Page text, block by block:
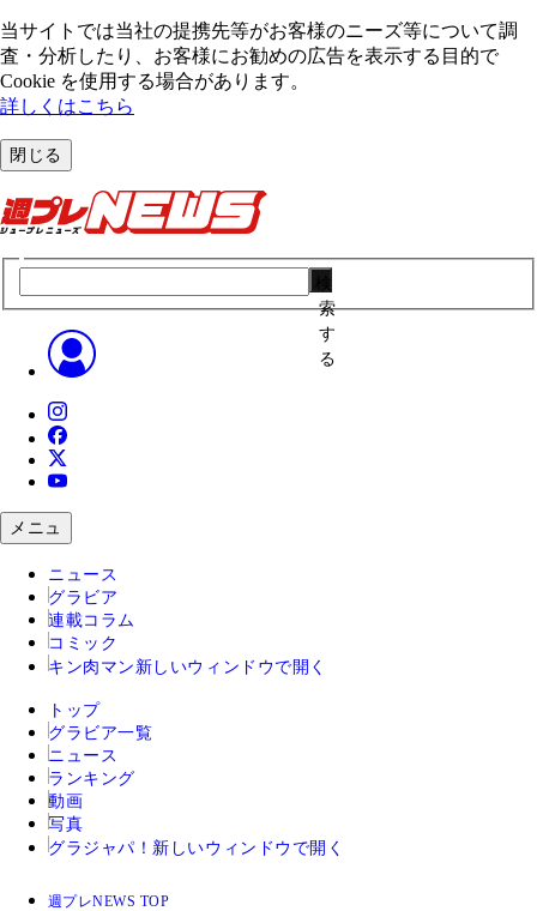
当サイトでは当社の提携先等がお客様のニーズ等について調
査・分析したり、お客様にお勧めの広告を表⽰する⽬的で
Cookie を使⽤する場合があります。
詳しくはこちら
閉じる
索
す
る
メニュ
ニュース
グラビア
連載コラム
コミック
キン肉マン 新しいウィンドウで開く
トップ
グラビア一覧
ニュース
ランキング
動画
写真
グラジャパ！ 新しいウィンドウで開く
週プレNEWS TOP